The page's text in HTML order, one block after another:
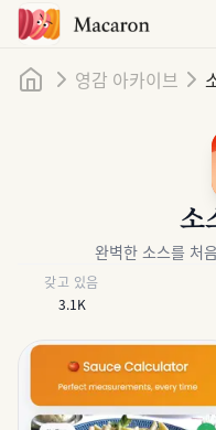
홈 영감 아카이브
소
완벽한 소스를 처
갖고 있음
3.1K